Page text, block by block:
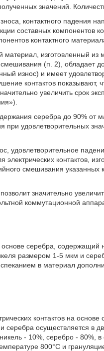
значений.
контактного падения
составных компонентов
контактного
материал, изготовленный
(п. 2), обладает
износ) и имеет
контактов
увеличить срок
серебра до 90% от
при удовлетворительных
удовлетворительное
контактов,
смешивания указанных
значительно
коммутационной
основе серебра,
размером 1-5 мкм и
в материал
контактов на
осуществляется в
- 10%, серебро - 80%,
800°С и